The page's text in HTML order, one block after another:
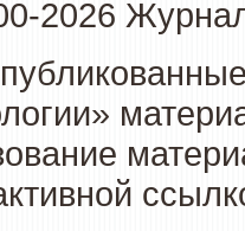
2026